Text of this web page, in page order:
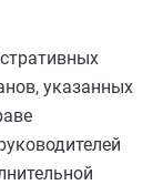
указанных